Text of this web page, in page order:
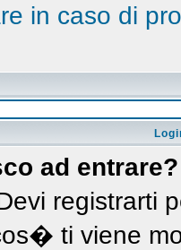
in caso di
ad entrare?
registrarti
ti viene